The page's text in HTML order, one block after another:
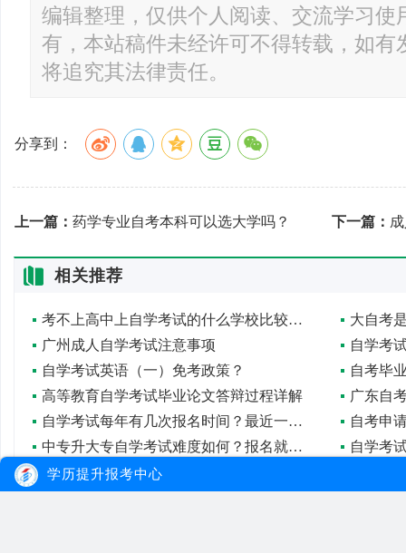
编辑整理，仅供个人阅读、交流学习使
有，本站稿件未经许可不得转载，如有
将追究其法律责任。
分享到：
上一篇： 药学专业自考本科可以选大学吗？ 下一篇： 成
相关推荐
考不上高中上自学考试的什么学校比较好呢？
广州成人自学考试注意事项
自学考
自学考试英语（一）免考政策？
自考毕
高等教育自学考试毕业论文答辩过程详解
广东自
自学考试每年有几次报名时间？最近一次是何时？
自考申
中专升大专自学考试难度如何？报名就能拿证吗？
自学考
学历提升报考中心